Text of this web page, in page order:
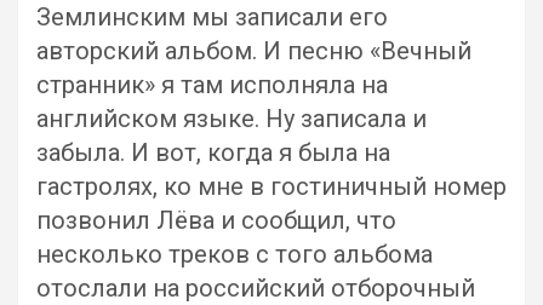
Землинским мы записали его
авторский альбом. И песню «Вечный
странник» я там исполняла на
английском языке. Ну записала и
забыла. И вот, когда я была на
гастролях, ко мне в гостиничный номер
позвонил Лёва и сообщил, что
несколько треков с того альбома
отослали на российский отборочный